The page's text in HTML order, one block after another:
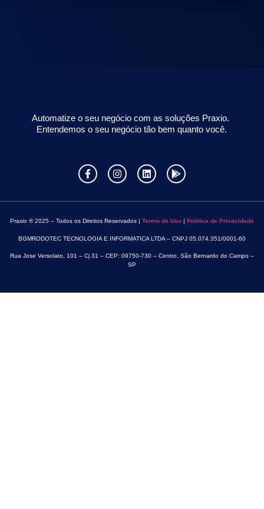
Automatize o seu negócio com as soluções Praxio.
Entendemos o seu negócio tão bem quanto você.
Praxio ® 2025 – Todos os Direitos Reservados | Termo de Uso Política de Privacidade
BGMRODOTEC TECNOLOGIA E INFORMATICA LTDA – CNPJ 05.074.351/0001-60
Rua Jose Versolato, 101 – Cj 31 – CEP: 09750-730 – Centro, São Bernardo do Campo –
SP